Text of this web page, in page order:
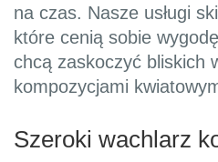
na czas. Nasze usługi
które cenią sobie
chcą zaskoczyć bliskich
kompozycjami
Szeroki wachlarz